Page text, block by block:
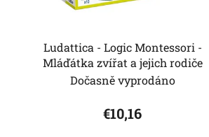
Ludattica - Logic Montessori -
Mláďátka zvířat a jejich rodiče
Dočasně vyprodáno
€10,16